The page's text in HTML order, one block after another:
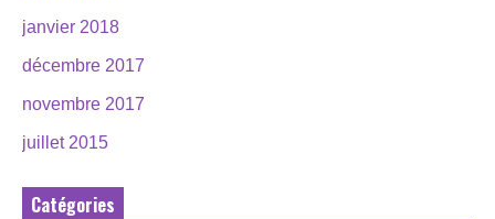
janvier 2018
décembre 2017
novembre 2017
juillet 2015
Catégories